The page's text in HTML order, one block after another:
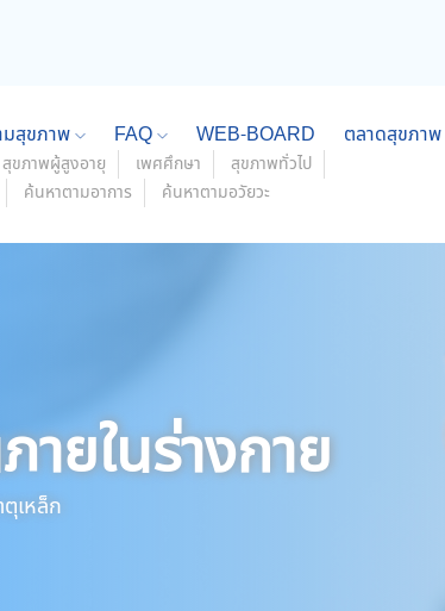
สุขภาพ FAQ WEB-BOARD ตลาดสุขภาพ
สุขภาพผู้สูงอายุ เพศศึกษา
สุขภาพทั่วไป
ค้นหาตามอาการ ค้นหาตามอวัยวะ
ายในร่างกาย
ตุเหล็ก